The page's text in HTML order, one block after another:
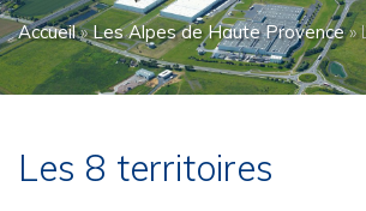
Accueil»Les Alpes de Haute Provence»
Les 8 territoires